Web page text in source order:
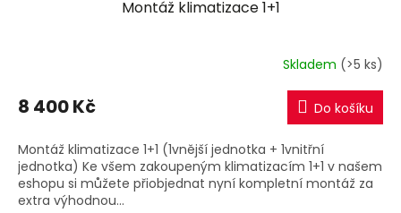
R
M
A
Montáž klimatizace 1+1
Skladem (>5 ks)
8 400 Kč Do košíku
Montáž klimatizace 1+1 (1vnější jednotka + 1vnitřní
jednotka) Ke všem zakoupeným klimatizacím 1+1 v našem
eshopu si můžete přiobjednat nyní kompletní montáž za
extra výhodnou...